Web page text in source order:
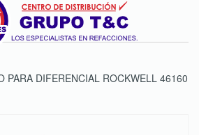
PARA DIFERENCIAL ROCKWELL 46160